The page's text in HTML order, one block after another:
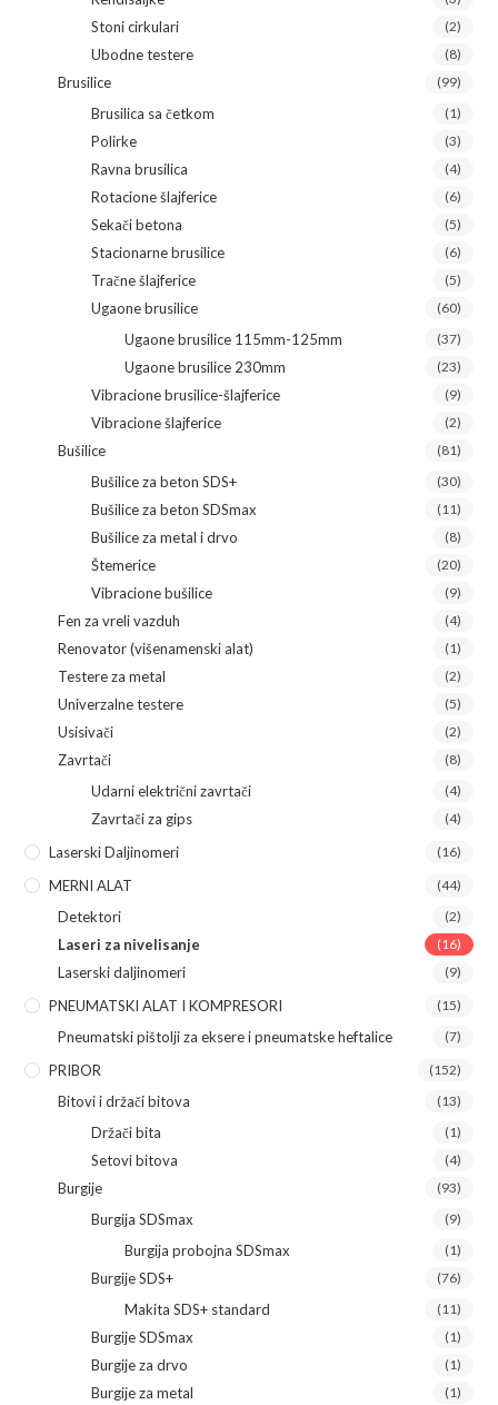
Stoni cirkulari (2)
Ubodne testere (8)
Brusilice (99)
Brusilica sa četkom (1)
Polirke (3)
Ravna brusilica (4)
Rotacione šlajferice (6)
Sekači betona (5)
Stacionarne brusilice (6)
Tračne šlajferice (5)
Ugaone brusilice (60)
Ugaone brusilice 115mm-125mm (37)
Ugaone brusilice 230mm (23)
Vibracione brusilice-šlajferice (9)
Vibracione šlajferice (2)
Bušilice (81)
Bušilice za beton SDS+ (30)
Bušilice za beton SDSmax (11)
Bušilice za metal i drvo (8)
Štemerice (20)
Vibracione bušilice (9)
Fen za vreli vazduh (4)
Renovator (višenamenski alat) (1)
Testere za metal (2)
Univerzalne testere (5)
Usisivači (2)
Zavrtači (8)
Udarni električni zavrtači (4)
Zavrtači za gips (4)
Laserski Daljinomeri (16)
MERNI ALAT (44)
Detektori (2)
Laseri za nivelisanje (16)
Laserski daljinomeri (9)
PNEUMATSKI ALAT I KOMPRESORI (15)
Pneumatski pištolji za eksere i pneumatske heftalice (7)
PRIBOR (152)
Bitovi i držači bitova (13)
Držači bita (1)
Setovi bitova (4)
Burgije (93)
Burgija SDSmax (9)
Burgija probojna SDSmax (1)
Burgije SDS+ (76)
Makita SDS+ standard (11)
Burgije SDSmax (1)
Burgije za drvo (1)
Burgije za metal (1)